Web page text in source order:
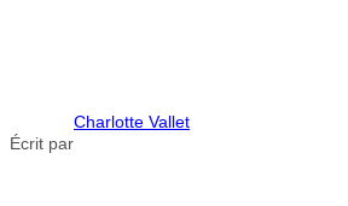
Écrit par
Charlotte Vallet